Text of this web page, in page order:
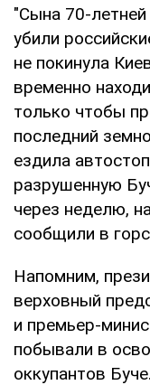
"Сына 70-
убили
не покинула
временно
только чтобы
последний
ездила
разрушенную
через неделю,
сообщили в
Напомним,
верховный
и премьер-
побывали в
оккупантов Буче.